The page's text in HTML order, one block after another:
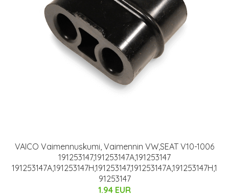
VAICO Vaimennuskumi, Vaimennin VW,SEAT V10-1006
191253147,191253147A,191253147
191253147A,191253147H,191253147,191253147A,191253147H,1
91253147
1.94 EUR